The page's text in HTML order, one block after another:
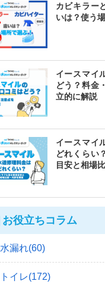
カビキラー
いは？使う
イースマイ
どう？料金
立的に解説
イースマイ
どれくらい
目安と相場
お役立ちコラム
水漏れ(60)
トイレ(172)